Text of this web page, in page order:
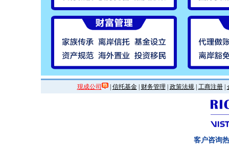
现成公司 | 信托基金| 财务管理 政策法规| 工商注册|
客户咨询